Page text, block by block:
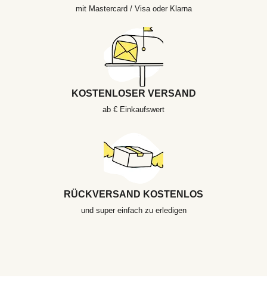
mit Mastercard / Visa oder Klarna
KOSTENLOSER VERSAND
ab € Einkaufswert
RÜCKVERSAND KOSTENLOS
und super einfach zu erledigen